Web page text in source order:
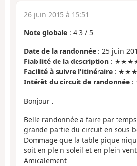
26 juin 2015 à 15:51
Note globale : 4.3 / 5
Date de la randonnée : 25 juin
Fiabilité de la description :
Facilité à suivre l'itinéraire :
Intérêt du circuit de randonnée :
Bonjour ,
Belle randonnée a faire par
grande partie du circuit en sous
Dommage que la table pique
soit en plein soleil et en plein
Amicalement